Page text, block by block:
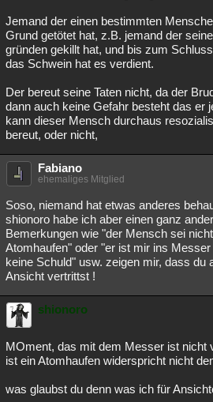
Jemand der einen bestimmten
Grund getötet hat, z.B. jemand der
gründen gekillt hat, und bis zum
das Schwein hat es verdient.
Der bereut seine Taten nicht, da der
dann auch keine Gefahr besteht das er
kann dieser Mensch durchaus
bereut, oder nicht,
Fabiano
ehemaliges Mitglied
Soso, niemand hat etwas anderes
shionoro habe ich aber einen ganz
Bemerkungen wie "der Mensch sei
Atomhaufen" oder "er ist mir ins
keine Schuld" usw. zeigen mir, dass du
Ansicht vertrittst !
shionoro
MOment, das mit dem Messer ist nicht
ist ein Atomhaufen widerspricht nicht
was glaubst du denn was ich für